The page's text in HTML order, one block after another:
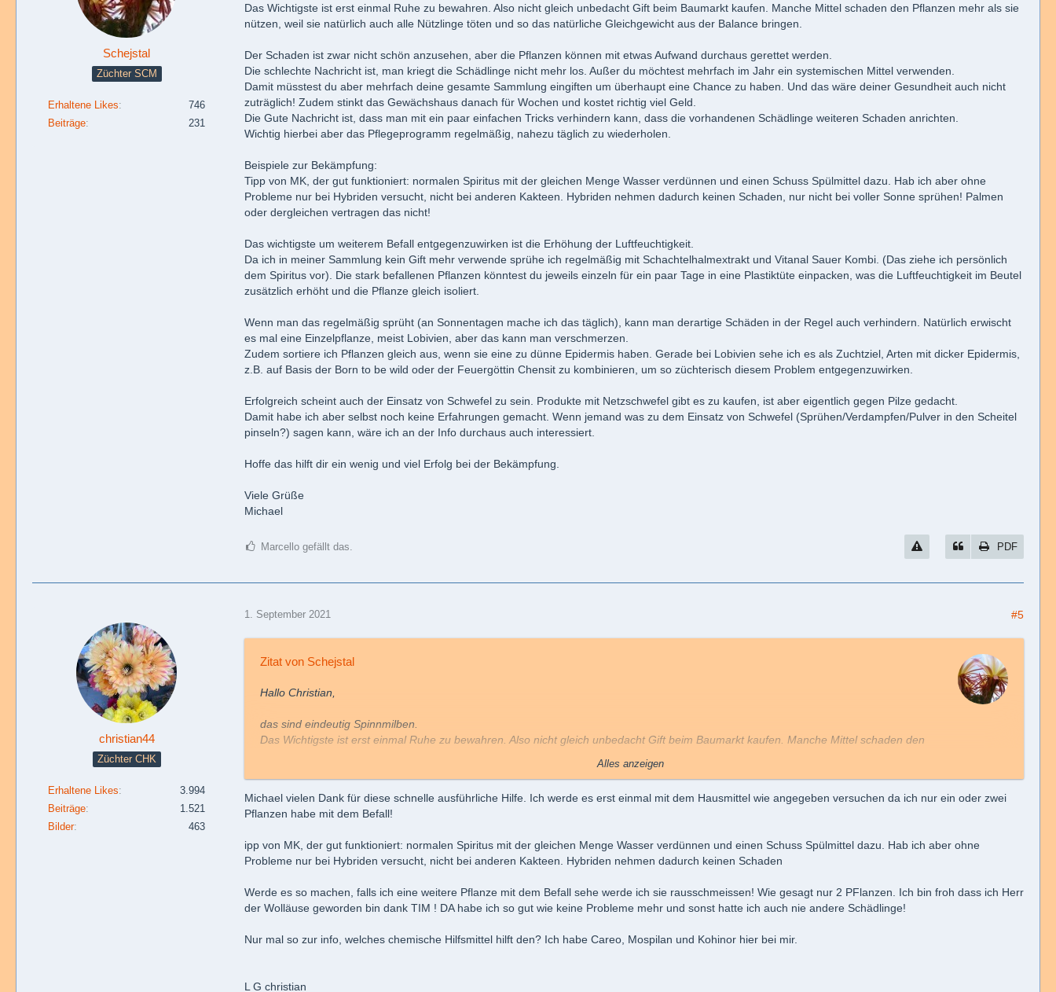
Schejstal
Züchter SCM
Erhaltene Likes
746
Beiträge
231
Das Wichtigste ist erst einmal Ruhe zu bewahren. Also nicht gleich unbedacht Gift beim Baumarkt kaufen. Manche Mittel schaden den Pflanzen mehr als sie
nützen, weil sie natürlich auch alle Nützlinge töten und so das natürliche Gleichgewicht aus der Balance bringen.
Der Schaden ist zwar nicht schön anzusehen, aber die Pflanzen können mit etwas Aufwand durchaus gerettet werden.
Die schlechte Nachricht ist, man kriegt die Schädlinge nicht mehr los. Außer du möchtest mehrfach im Jahr ein systemischen Mittel verwenden.
Damit müsstest du aber mehrfach deine gesamte Sammlung eingiften um überhaupt eine Chance zu haben. Und das wäre deiner Gesundheit auch nicht
zuträglich! Zudem stinkt das Gewächshaus danach für Wochen und kostet richtig viel Geld.
Die Gute Nachricht ist, dass man mit ein paar einfachen Tricks verhindern kann, dass die vorhandenen Schädlinge weiteren Schaden anrichten.
Wichtig hierbei aber das Pflegeprogramm regelmäßig, nahezu täglich zu wiederholen.
Beispiele zur Bekämpfung:
Tipp von MK, der gut funktioniert: normalen Spiritus mit der gleichen Menge Wasser verdünnen und einen Schuss Spülmittel dazu. Hab ich aber ohne
Probleme nur bei Hybriden versucht, nicht bei anderen Kakteen. Hybriden nehmen dadurch keinen Schaden, nur nicht bei voller Sonne sprühen! Palmen
oder dergleichen vertragen das nicht!
Das wichtigste um weiterem Befall entgegenzuwirken ist die Erhöhung der Luftfeuchtigkeit.
Da ich in meiner Sammlung kein Gift mehr verwende sprühe ich regelmäßig mit Schachtelhalmextrakt und Vitanal Sauer Kombi. (Das ziehe ich persönlich
dem Spiritus vor). Die stark befallenen Pflanzen könntest du jeweils einzeln für ein paar Tage in eine Plastiktüte einpacken, was die Luftfeuchtigkeit im Beutel
zusätzlich erhöht und die Pflanze gleich isoliert.
Wenn man das regelmäßig sprüht (an Sonnentagen mache ich das täglich), kann man derartige Schäden in der Regel auch verhindern. Natürlich erwischt
es mal eine Einzelpflanze, meist Lobivien, aber das kann man verschmerzen.
Zudem sortiere ich Pflanzen gleich aus, wenn sie eine zu dünne Epidermis haben. Gerade bei Lobivien sehe ich es als Zuchtziel, Arten mit dicker Epidermis,
z.B. auf Basis der Born to be wild oder der Feuergöttin Chensit zu kombinieren, um so züchterisch diesem Problem entgegenzuwirken.
Erfolgreich scheint auch der Einsatz von Schwefel zu sein. Produkte mit Netzschwefel gibt es zu kaufen, ist aber eigentlich gegen Pilze gedacht.
Damit habe ich aber selbst noch keine Erfahrungen gemacht. Wenn jemand was zu dem Einsatz von Schwefel (Sprühen/Verdampfen/Pulver in den Scheitel
pinseln?) sagen kann, wäre ich an der Info durchaus auch interessiert.
Hoffe das hilft dir ein wenig und viel Erfolg bei der Bekämpfung.
Viele Grüße
Michael
Marcello gefällt das. PDF
christian44
Züchter CHK
Erhaltene Likes
3.994
Beiträge
1.521
Bilder
463
1. September 2021 #5
Zitat von Schejstal
Hallo Christian,
das sind eindeutig Spinnmilben.
Das Wichtigste ist erst einmal Ruhe zu bewahren. Also nicht gleich unbedacht Gift beim Baumarkt kaufen. Manche Mittel schaden den
Die schlechte Nachricht ist, man kriegt die Schädlinge nicht mehr los. Außer du möchtest mehrfach im Jahr ein systemischen Mittel
verwenden.
Gesundheit auch nicht zuträglich! Zudem stinkt das Gewächshaus danach für Wochen und kostet richtig viel Geld.
Die Gute Nachricht ist, dass man mit ein paar einfachen Tricks verhindern kann, dass die vorhandenen Schädlinge weiteren Schaden
Wichtig hierbei aber das Pflegeprogramm regelmäßig, nahezu täglich zu wiederholen.
Tipp von MK, der gut funktioniert: normalen Spiritus mit der gleichen Menge Wasser verdünnen und einen Schuss Spülmittel dazu. Hab ich
Alles anzeigen
Michael vielen Dank für diese schnelle ausführliche Hilfe. Ich werde es erst einmal mit dem Hausmittel wie angegeben versuchen da ich nur ein oder zwei
Pflanzen habe mit dem Befall!
ipp von MK, der gut funktioniert: normalen Spiritus mit der gleichen Menge Wasser verdünnen und einen Schuss Spülmittel dazu. Hab ich aber ohne
Probleme nur bei Hybriden versucht, nicht bei anderen Kakteen. Hybriden nehmen dadurch keinen Schaden
Werde es so machen, falls ich eine weitere Pflanze mit dem Befall sehe werde ich sie rausschmeissen! Wie gesagt nur 2 PFlanzen. Ich bin froh dass ich Herr
der Wolläuse geworden bin dank TIM ! DA habe ich so gut wie keine Probleme mehr und sonst hatte ich auch nie andere Schädlinge!
Nur mal so zur info, welches chemische Hilfsmittel hilft den? Ich habe Careo, Mospilan und Kohinor hier bei mir.
L G christian